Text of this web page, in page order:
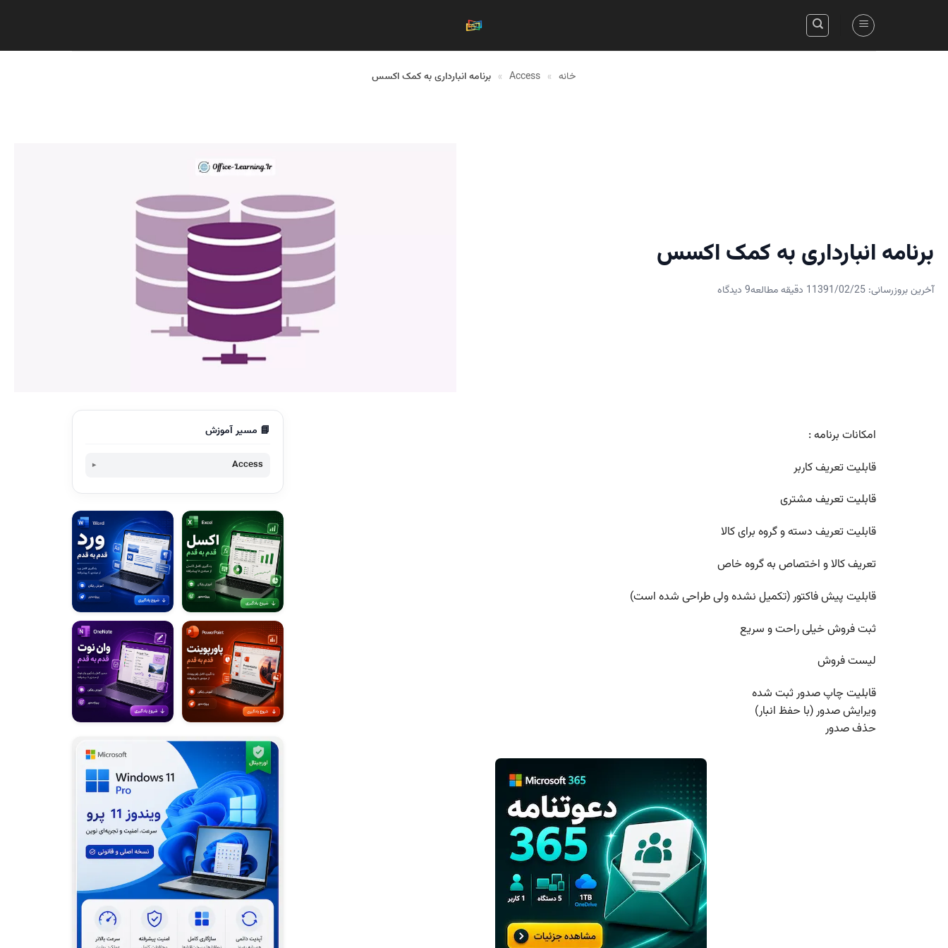
خانه »
Access
» برنامه انبارداری به کمک اکسس
برنامه انبارداری به کمک اکسس
آخرین بروزرسانی: 1391/02/25 1 دقیقه مطالعه 9 دیدگاه
امکانات برنامه :
قابلیت تعریف کاربر
قابلیت تعریف مشتری
قابلیت تعریف دسته و گروه برای کالا
تعریف کالا و اختصاص به گروه خاص
قابلیت پیش فاکتور (تکمیل نشده ولی طراحی شده است)
ثبت فروش خیلی راحت و سریع
لیست فروش
قابلیت چاپ صدور ثبت شده
ویرایش صدور (با حفظ انبار)
حذف صدور
📘 مسیر آموزش
Access
وب سایتی برای آموزش رایگان و تصویری اکسل
برنامه انبارداری به کمک اکسس
برنامه نگهداری و تعمیرات در اکسس-CMMS
راهنمای مفید برای مهاجرت از Access 2003 به
Access 2010